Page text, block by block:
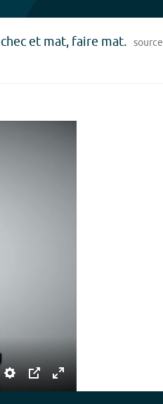
et mat, faire mat. source
Settings
PIP Enter